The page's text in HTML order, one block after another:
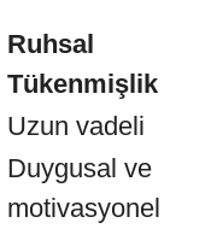
Ruhsal
Tükenmişlik
Uzun vadeli
Duygusal ve
motivasyonel